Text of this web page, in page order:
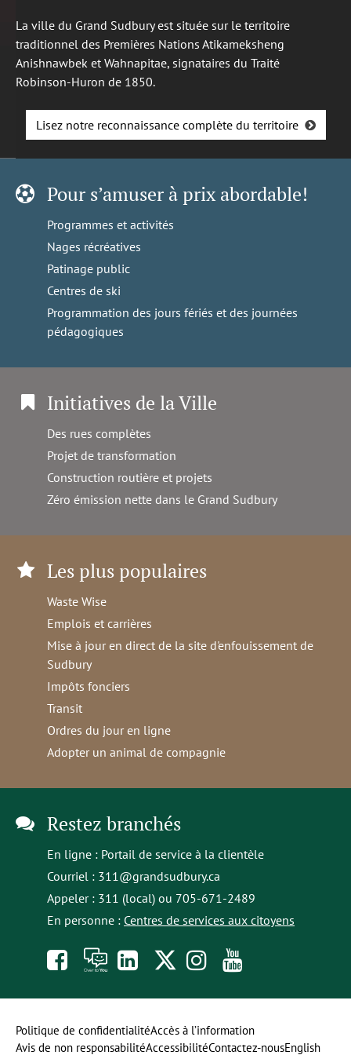
La ville du Grand Sudbury est située sur le territoire
traditionnel des Premières Nations Atikameksheng
Anishnawbek et Wahnapitae, signataires du Traité
Robinson-Huron de 1850.
Lisez notre reconnaissance complète du territoire
Pour s’amuser à prix abordable!
Programmes et activités
Nages récréatives
Patinage public
Centres de ski
Programmation des jours fériés et des journées
pédagogiques
Initiatives de la Ville
Des rues complètes
Projet de transformation
Construction routière et projets
Zéro émission nette dans le Grand Sudbury
Les plus populaires
Waste Wise
Emplois et carrières
Mise à jour en direct de la site d'enfouissement de
Sudbury
Impôts fonciers
Transit
Ordres du jour en ligne
Adopter un animal de compagnie
Restez branchés
En ligne : Portail de service à la clientèle
Courriel : 311@grandsudbury.ca
Appeler : 311 (local) ou 705-671-2489
En personne : Centres de services aux citoyens
Like
us
on
À
toi
la
opens
in
a
Follow
us
on
Follow
us
on
to
our
Politique de confidentialitéAccès à l’information
Avis de non responsabilitéAccessibilitéContactez-nousEnglish